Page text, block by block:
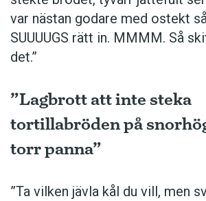
var nästan godare med ostekt
SUUUUGS rätt in. MMMM. Så
det.”
”Lagbrott att inte steka
tortillabröden på
torr panna”
”Ta vilken jävla kål du vill, men